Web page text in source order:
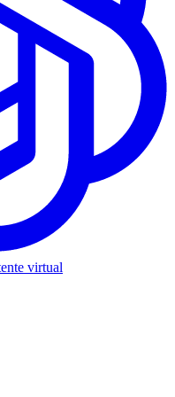
virtual